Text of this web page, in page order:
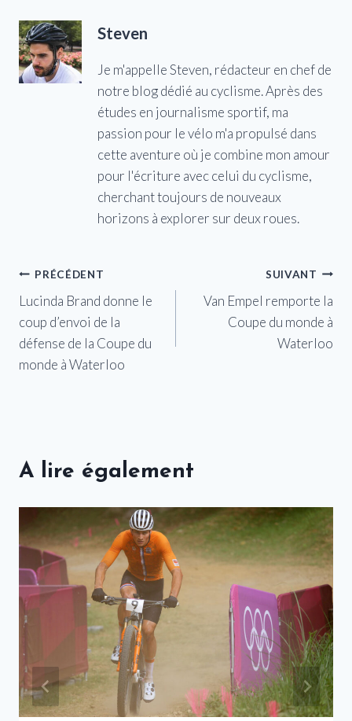
Steven
Je m'appelle Steven, rédacteur en chef de
notre blog dédié au cyclisme. Après des
études en journalisme sportif, ma
passion pour le vélo m'a propulsé dans
cette aventure où je combine mon amour
pour l'écriture avec celui du cyclisme,
cherchant toujours de nouveaux
horizons à explorer sur deux roues.
Navigation
de
l’article
PRÉCÉDENT
Lucinda Brand donne le
coup d’envoi de la
défense de la Coupe du
monde à Waterloo
SUIVANT
Van Empel remporte la
Coupe du monde à
Waterloo
A lire également